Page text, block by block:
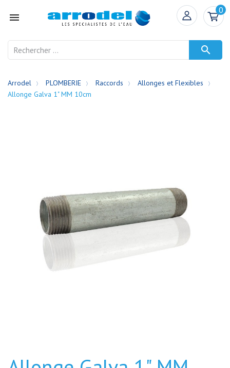

0

Arrodel PLOMBERIE Raccords
Allonges et Flexibles
Allonge Galva 1" MM 10cm